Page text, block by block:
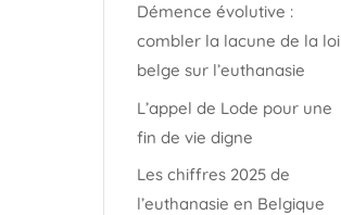
Démence évolutive :
combler la lacune de la loi
belge sur l’euthanasie
L’appel de Lode pour une
fin de vie digne
Les chiffres 2025 de
l’euthanasie en Belgique